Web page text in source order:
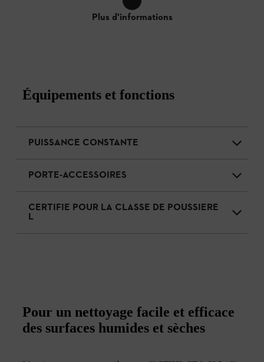
Plus d'informations
Équipements et fonctions
PUISSANCE CONSTANTE
PORTE-ACCESSOIRES
CERTIFIE POUR LA CLASSE DE POUSSIERE
L
Pour un nettoyage facile et efficace
des surfaces humides et sèches